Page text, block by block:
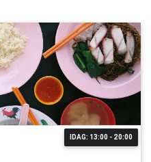
IDAG: 13:00 - 20:00